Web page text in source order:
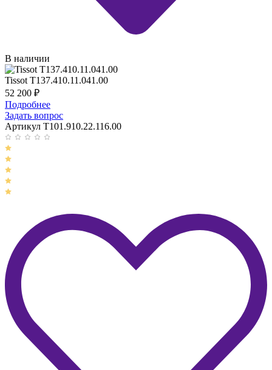
В наличии
Tissot T137.410.11.041.00
52 200 ₽
Подробнее
Задать вопрос
Артикул T101.910.22.116.00